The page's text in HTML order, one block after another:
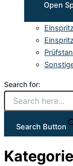
Open
Search for:
Search Button